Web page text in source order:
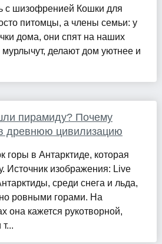
с шизофренией Кошки для
питомцы, а члены семьи: у
дома, они спят на наших
мурлычут, делают дом уютнее и
пирамиду? Почему
древнюю цивилизацию
горы в Антарктиде, которая
Источник изображения: Live
среди снега и льда,
ровными горами. На
она кажется рукотворной,